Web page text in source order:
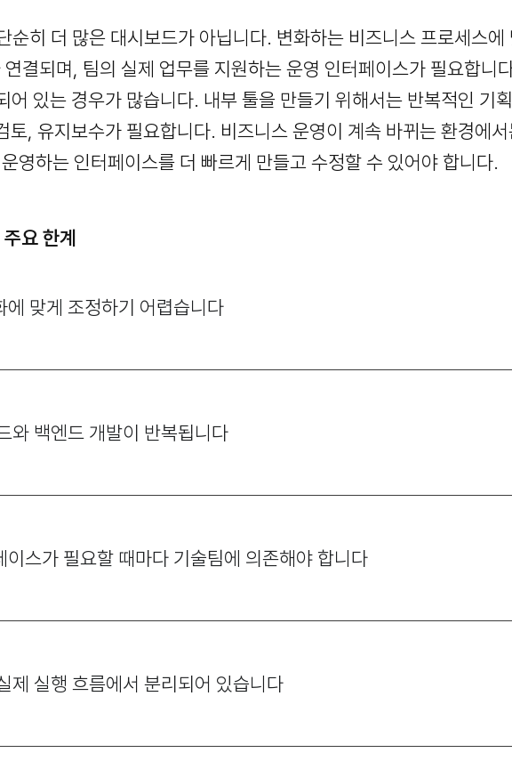
순히 더 많은 대시보드가 아닙니다. 변화하는 비즈니스 프로세스에
결되며, 팀의 실제 업무를 지원하는 운영 인터페이스가 필요합니
어 있는 경우가 많습니다. 내부 툴을 만들기 위해서는 반복적인 기
토, 유지보수가 필요합니다. 비즈니스 운영이 계속 바뀌는 환경에
영하는 인터페이스를 더 빠르게 만들고 수정할 수 있어야 합니다.
요 한계
맞게 조정하기 어렵습니다
와 백엔드 개발이 반복됩니다
스가 필요할 때마다 기술팀에 의존해야 합니다
제 실행 흐름에서 분리되어 있습니다